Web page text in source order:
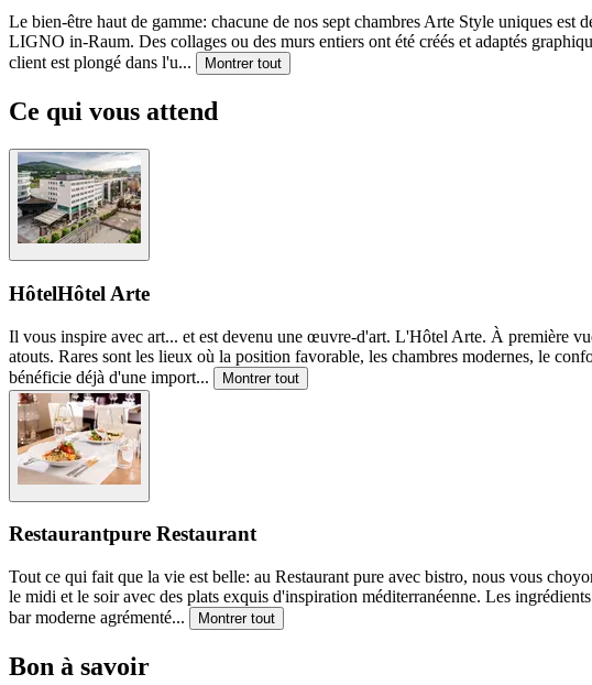
Le bien-être haut de gamme: chacune de nos sept chambres Arte Style uniques est
LIGNO in-Raum. Des collages ou des murs entiers ont été créés et adaptés
client est plongé dans l'u... Montrer tout
Ce qui vous attend
HôtelHôtel Arte
Il vous inspire avec art... et est devenu une œuvre-d'art. L'Hôtel Arte. À première
atouts. Rares sont les lieux où la position favorable, les chambres modernes, le
bénéficie déjà d'une import... Montrer tout
Restaurantpure Restaurant
Tout ce qui fait que la vie est belle: au Restaurant pure avec bistro, nous vous
le midi et le soir avec des plats exquis d'inspiration méditerranéenne. Les
bar moderne agrémenté... Montrer tout
Bon à savoir